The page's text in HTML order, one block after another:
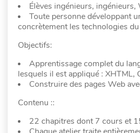
Élèves ingénieurs,
Toute personne développant
concrètement les technologies
Objectifs:
Apprentissage complet du
lesquels il est appliqué : XHTML,
Construire des pages Web
Contenu ::
22 chapitres dont 7 cours et